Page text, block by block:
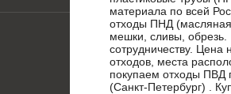
материала по всей
отходы ПНД (масляная
мешки, сливы,
сотрудничеству. Цена
отходов, места
покупаем отходы ПВД
(Санкт-Петербург) .